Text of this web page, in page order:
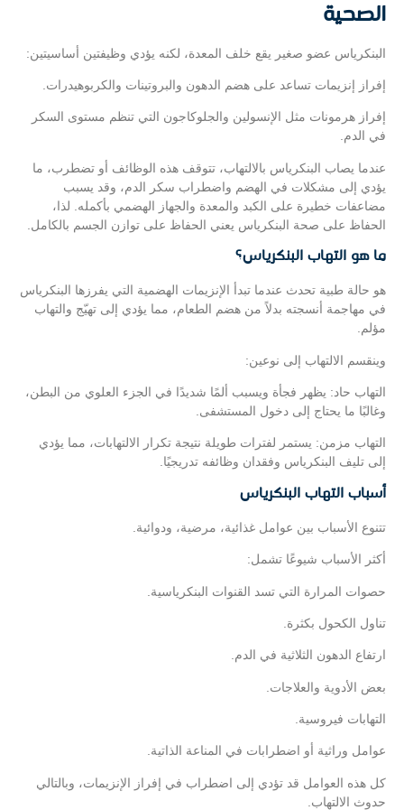
الصحية
البنكرياس عضو صغير يقع خلف المعدة، لكنه يؤدي وظيفتين أساسيتين:
إفراز إنزيمات تساعد على هضم الدهون والبروتينات والكربوهيدرات.
إفراز هرمونات مثل الإنسولين والجلوكاجون التي تنظم مستوى السكر
في الدم.
عندما يصاب البنكرياس بالالتهاب، تتوقف هذه الوظائف أو تضطرب، ما
يؤدي إلى مشكلات في الهضم واضطراب سكر الدم، وقد يسبب
مضاعفات خطيرة على الكبد والمعدة والجهاز الهضمي بأكمله. لذا،
الحفاظ على صحة البنكرياس يعني الحفاظ على توازن الجسم بالكامل.
ما هو التهاب البنكرياس؟
هو حالة طبية تحدث عندما تبدأ الإنزيمات الهضمية التي يفرزها البنكرياس
في مهاجمة أنسجته بدلاً من هضم الطعام، مما يؤدي إلى تهيّج والتهاب
مؤلم.
وينقسم الالتهاب إلى نوعين:
التهاب حاد: يظهر فجأة ويسبب ألمًا شديدًا في الجزء العلوي من البطن،
وغالبًا ما يحتاج إلى دخول المستشفى.
التهاب مزمن: يستمر لفترات طويلة نتيجة تكرار الالتهابات، مما يؤدي
إلى تليف البنكرياس وفقدان وظائفه تدريجيًا.
أسباب التهاب البنكرياس
تتنوع الأسباب بين عوامل غذائية، مرضية، ودوائية.
أكثر الأسباب شيوعًا تشمل:
حصوات المرارة التي تسد القنوات البنكرياسية.
تناول الكحول بكثرة.
ارتفاع الدهون الثلاثية في الدم.
بعض الأدوية والعلاجات.
التهابات فيروسية.
عوامل وراثية أو اضطرابات في المناعة الذاتية.
كل هذه العوامل قد تؤدي إلى اضطراب في إفراز الإنزيمات، وبالتالي
حدوث الالتهاب.